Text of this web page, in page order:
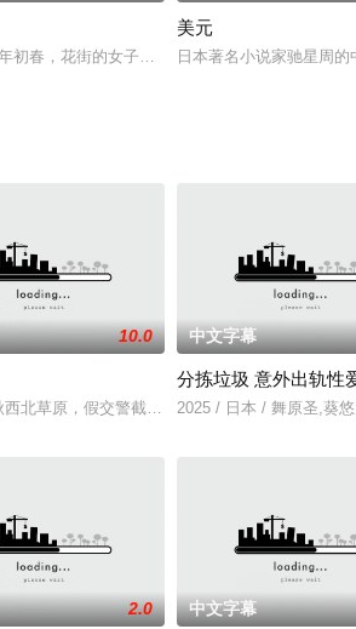
东（古天乐 饰）结婚多年，感情依然恩爱如初
初春，花街的女子即将迎来他们的最后时刻。
美元
日本著名小说家驰星周
语言活化红色记忆，生动诠释了“艰苦创业、奋
。他们和很多年轻人一样，自以为是，敏感错
10.0
西北草原，假交警截停铜矿押运车，炸药破箱、
中文字幕
分拣垃圾 意外出轨性
2025 / 日本 / 舞原圣,葵
2.0 中文字幕